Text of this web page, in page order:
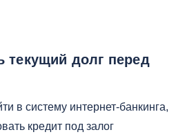
текущий долг перед
в систему интернет-банкинга,
кредит под залог